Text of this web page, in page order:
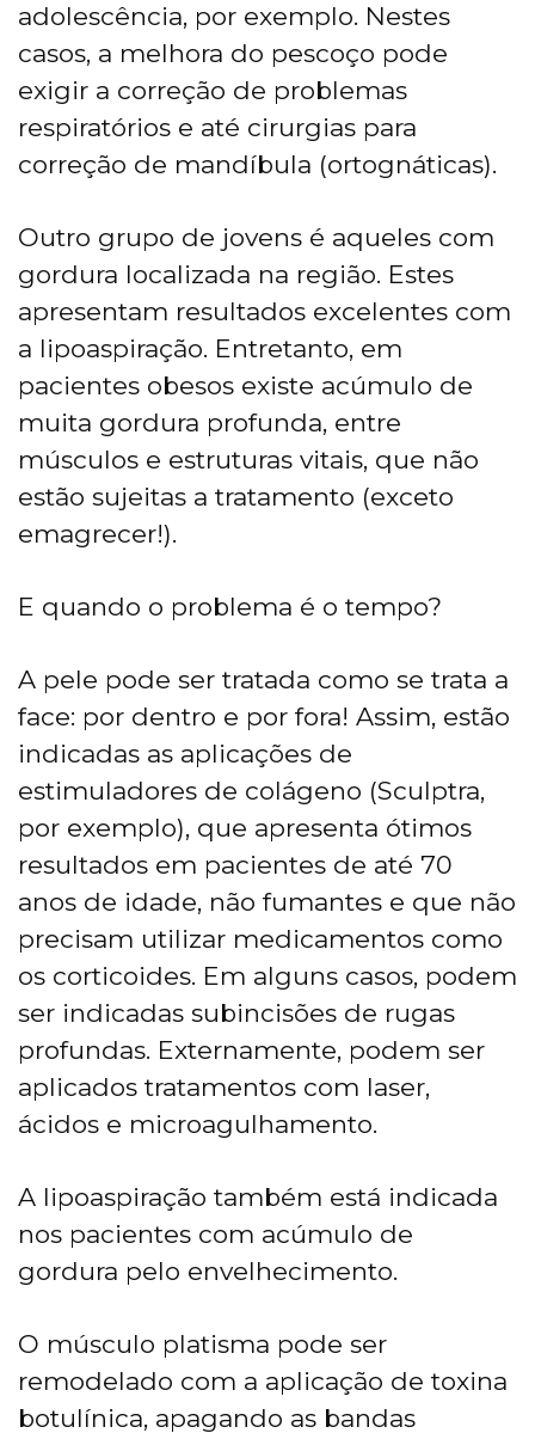
adolescência, por exemplo. Nestes
casos, a melhora do pescoço pode
exigir a correção de problemas
respiratórios e até cirurgias para
correção de mandíbula (ortognáticas).
Outro grupo de jovens é aqueles com
gordura localizada na região. Estes
apresentam resultados excelentes com
a lipoaspiração. Entretanto, em
pacientes obesos existe acúmulo de
muita gordura profunda, entre
músculos e estruturas vitais, que não
estão sujeitas a tratamento (exceto
emagrecer!).
E quando o problema é o tempo?
A pele pode ser tratada como se trata a
face: por dentro e por fora! Assim, estão
indicadas as aplicações de
estimuladores de colágeno (Sculptra,
por exemplo), que apresenta ótimos
resultados em pacientes de até 70
anos de idade, não fumantes e que não
precisam utilizar medicamentos como
os corticoides. Em alguns casos, podem
ser indicadas subincisões de rugas
profundas. Externamente, podem ser
aplicados tratamentos com laser,
ácidos e microagulhamento.
A lipoaspiração também está indicada
nos pacientes com acúmulo de
gordura pelo envelhecimento.
O músculo platisma pode ser
remodelado com a aplicação de toxina
botulínica, apagando as bandas